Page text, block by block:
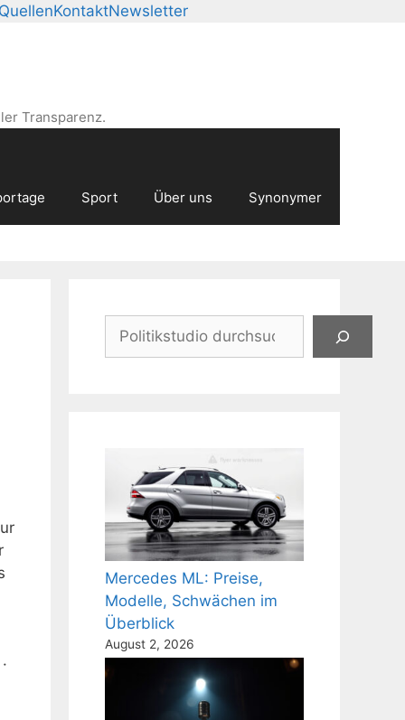
KontaktNewsletter
Transparenz.
Sport Über uns Synonymer
Suchen
Mercedes ML: Preise,
Modelle, Schwächen im
Überblick
August 2, 2026